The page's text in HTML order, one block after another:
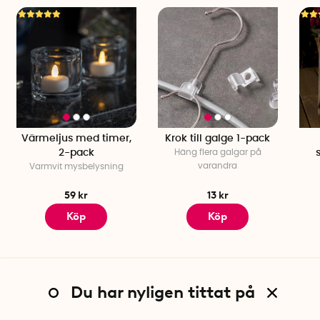
Värmeljus med timer,
2-pack
Varmvit mysbelysning
59 kr
Köp
Krok till galge 1-pack
Häng flera galgar på
varandra
13 kr
Köp
Du har nyligen tittat på